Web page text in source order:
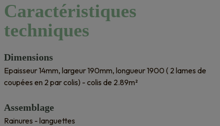
Caractéristiques
techniques
Dimensions
Epaisseur 14mm, largeur 190mm, longueur 1900 ( 2 lames de
coupées en 2 par colis) - colis de 2.89m²
Assemblage
Rainures - languettes